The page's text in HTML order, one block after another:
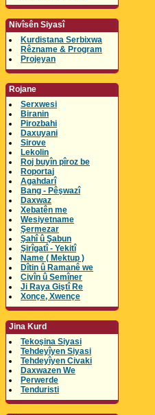
Nivîsên Siyasî
Kurdistana Serbixwa
Rêzname & Program
Projeyan
Rojane
Serxwesi
Biranin
Pirozbahi
Daxuyani
Sirove
Lekolin
Roj buyîn pîroz be
Roportaj
Agahdarî
Bang - Pêşwazî
Daxwaz
Xebatên me
Wesiyetname
Şermezar
Şahî û Şabun
Şirîgatî - Yekitî
Name ( Mektup )
Dîtin û Ramanê we
Civîn û Semîner
Ji Raya Giştî Re
Xonçe, Xwençe
Jina Kurd
Tekoşina Siyasi
Tehdeyîyen Siyasi
Tehdeyîyen Civaki
Daxwazen We
Perwerde
Tenduristi